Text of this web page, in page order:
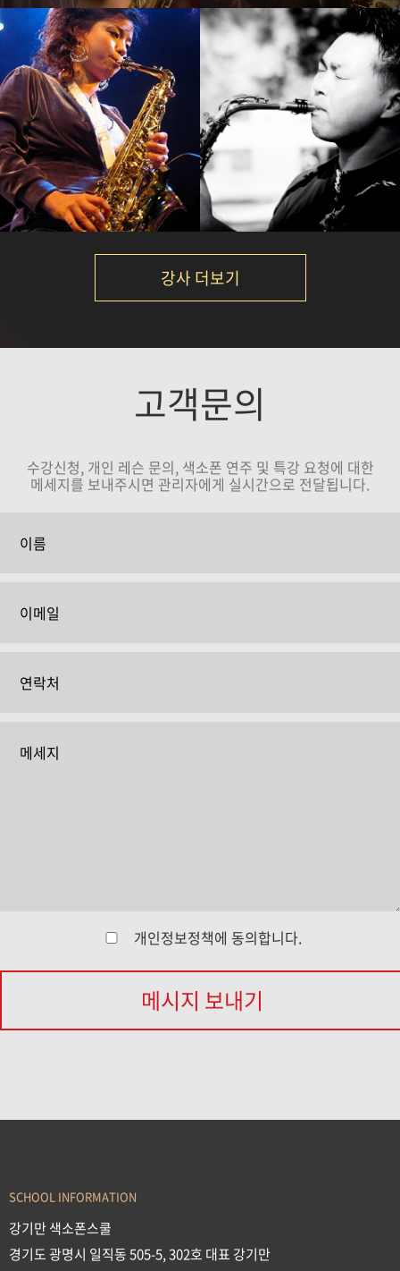
석성노
강의보기
신강균
강의보기
강사 더보기
고객문의
수강신청, 개인 레슨 문의, 색소폰 연주 및 특강 요청에 대한
메세지를 보내주시면 관리자에게 실시간으로 전달됩니다.
개인정보정책에 동의합니다.
메시지 보내기
SCHOOL INFORMATION
강기만 색소폰스쿨
경기도 광명시 일직동 505-5, 302호 대표 강기만